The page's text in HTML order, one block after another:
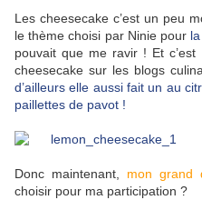
Les cheesecake c’est un peu
le thème choisi par Ninie pour
pouvait que me ravir ! Et
cheesecake sur les blogs
d’ailleurs elle aussi fait un au
paillettes de pavot !
Donc maintenant, mon grand
choisir pour ma participation ?